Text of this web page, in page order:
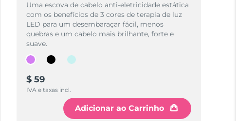
Uma escova de cabelo anti-eletricidade estática
com os benefícios de 3 cores de terapia de luz
LED para um desembaraçar fácil, menos
quebras e um cabelo mais brilhante, forte e
suave.
$ 59
IVA e taxas incl.
Adicionar ao Carrinho